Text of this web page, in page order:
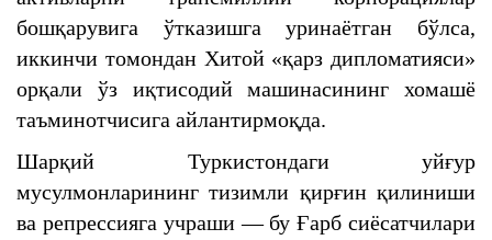
бошқарувига ўтказишга уринаётган бўлса,
иккинчи томондан Хитой «қарз дипломатияси»
орқали ўз иқтисодий машинасининг хомашё
таъминотчисига айлантирмоқда.
Шарқий Туркистондаги уйғур
мусулмонларининг тизимли қирғин қилиниши
ва репрессияга учраши — бу Ғарб сиёсатчилари